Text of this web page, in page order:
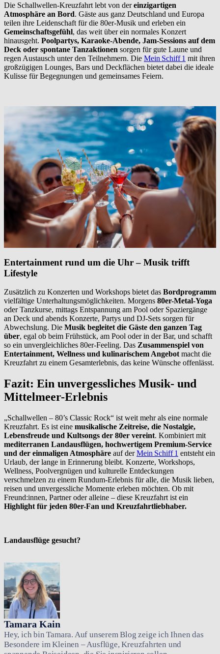
Die Schallwellen-Kreuzfahrt lebt von dereinzigartigen
Atmosphäre an Bord. Gäste aus ganz Deutschland und Europa
teilen ihre Leidenschaft für die 80er-Musik und erleben ein
Gemeinschaftsgefühl, das weit über ein normales Konzert
hinausgeht. Poolpartys, Karaoke-Abende, Jam-Sessions auf dem
Deck oder spontane Tanzaktionen sorgen für gute Laune und
regen Austausch unter den Teilnehmern. Die Mein Schiff 1 mit ihren
großzügigen Lounges, Bars und Deckflächen bietet dabei die ideale
Kulisse für Begegnungen und gemeinsames Feiern.
Entertainment rund um die Uhr – Musik trifft
Lifestyle
Zusätzlich zu Konzerten und Workshops bietet das Bordprogramm
vielfältige Unterhaltungsmöglichkeiten. Morgens 80er-Metal-Yoga
oder Tanzkurse, mittags Entspannung am Pool oder Spaziergänge
an Deck und abends Konzerte, Partys und DJ-Sets sorgen für
Abwechslung. Die Musik begleitet die Gäste den ganzen Tag
über, egal ob beim Frühstück, am Pool oder in der Bar, und schafft
so ein unvergleichliches 80er-Feeling. Das Zusammenspiel von
Entertainment, Wellness und kulinarischem Angebot macht die
Kreuzfahrt zu einem Gesamterlebnis, das keine Wünsche offenlässt.
Fazit: Ein unvergessliches Musik- und
Mittelmeer-Erlebnis
„Schallwellen – 80’s Classic Rock“ ist weit mehr als eine normale
Kreuzfahrt. Es ist eine musikalische Zeitreise, die Nostalgie,
Lebensfreude und Kultsongs der 80er vereint. Kombiniert mit
mediterranen Landausflügen, hochwertigem Premium-Service
und der einmaligen Atmosphäre auf derMein Schiff 1 entsteht ein
Urlaub, der lange in Erinnerung bleibt. Konzerte, Workshops,
Wellness, Poolvergnügen und kulturelle Entdeckungen
verschmelzen zu einem Rundum-Erlebnis für alle, die Musik lieben,
reisen und unvergessliche Momente erleben möchten. Ob mit
Freund:innen, Partner oder alleine – diese Kreuzfahrt ist ein
Highlight für jeden 80er-Fan und Kreuzfahrtliebhaber.
Landausflüge gesucht?
Tamara Kain
Hey, ich bin Tamara. Auf unserem Blog zeige ich Ihnen das
Besondere im Kleinen – Ausflüge, Kreuzfahrten und